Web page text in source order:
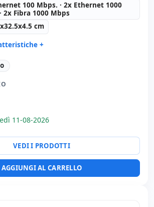
100 Mbps. · 2x Ethernet 1000
2x Fibra 1000 Mbps
cm
+
Ethernet 100 Mbps. · 2x Ethernet
Fibra 1000 Mbps.
11-08-2026
VEDI I PRODOTTI
AGGIUNGI AL CARRELLO